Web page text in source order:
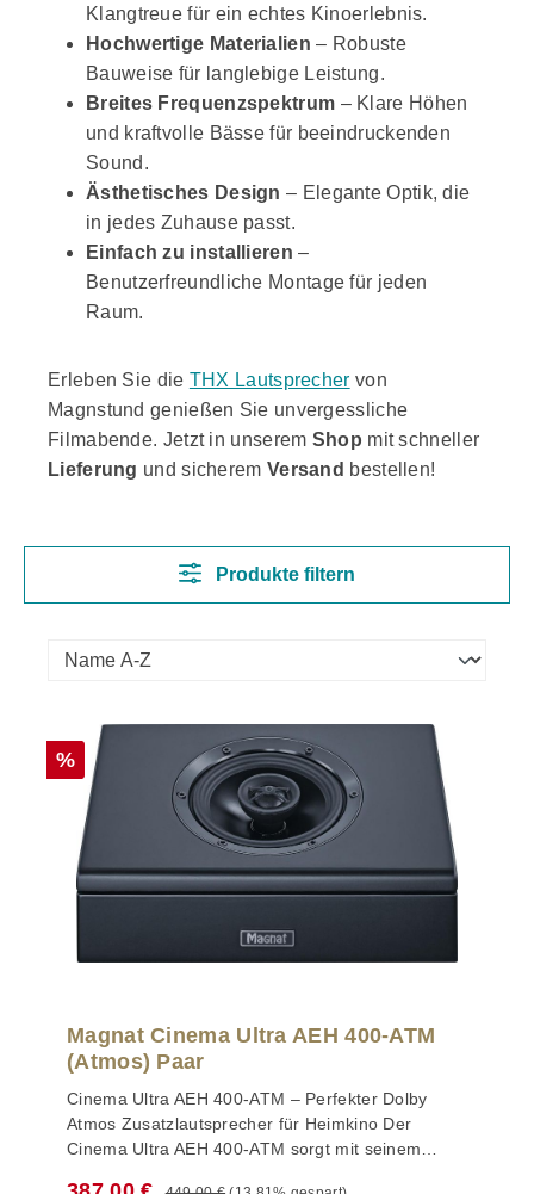
Klangtreue für ein echtes Kinoerlebnis.
Hochwertige Materialien – Robuste
Bauweise für langlebige Leistung.
Breites Frequenzspektrum – Klare Höhen
und kraftvolle Bässe für beeindruckenden
Sound.
Ästhetisches Design – Elegante Optik, die
in jedes Zuhause passt.
Einfach zu installieren –
Benutzerfreundliche Montage für jeden
Raum.
Erleben Sie die THX Lautsprecher von
Magnstund genießen Sie unvergessliche
Filmabende. Jetzt in unserem Shop mit schneller
Lieferung und sicherem Versand bestellen!
Produkte filtern
Rabatt
%
Magnat Cinema Ultra AEH 400-ATM
(Atmos) Paar
Cinema Ultra AEH 400-ATM – Perfekter Dolby
Atmos Zusatzlautsprecher für Heimkino Der
Cinema Ultra AEH 400-ATM sorgt mit seinem
Regulärer Preis: